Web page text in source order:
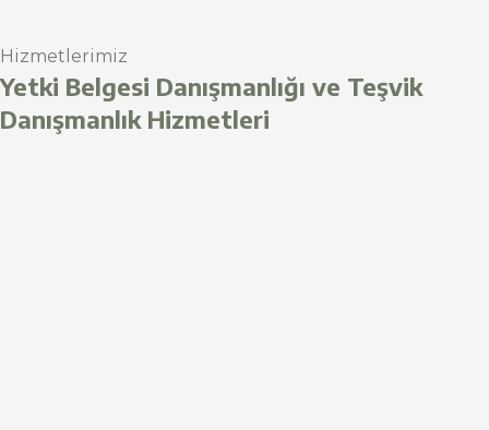
Hizmetlerimiz
Yetki Belgesi Danışmanlığı ve Teşvik
Danışmanlık Hizmetleri